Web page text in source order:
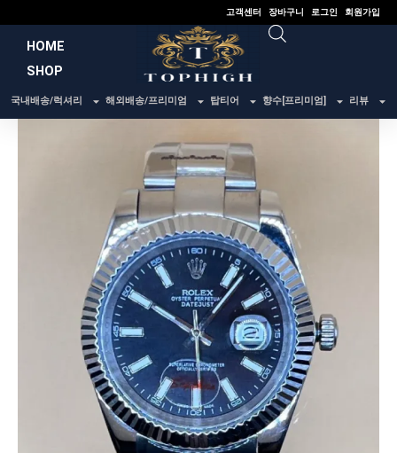
건
너
고객센터 장바구니 로그인 회원가입
HOME
SHOP
국내배송/럭셔리 해외배송/프리미엄 탑티어 향수[프리미엄] 리뷰